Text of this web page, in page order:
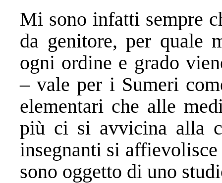
Mi sono infatti sempre
da genitore, per quale
ogni ordine e grado
– vale per i Sumeri
elementari che alle
più ci si avvicina alla
insegnanti si
sono oggetto di uno